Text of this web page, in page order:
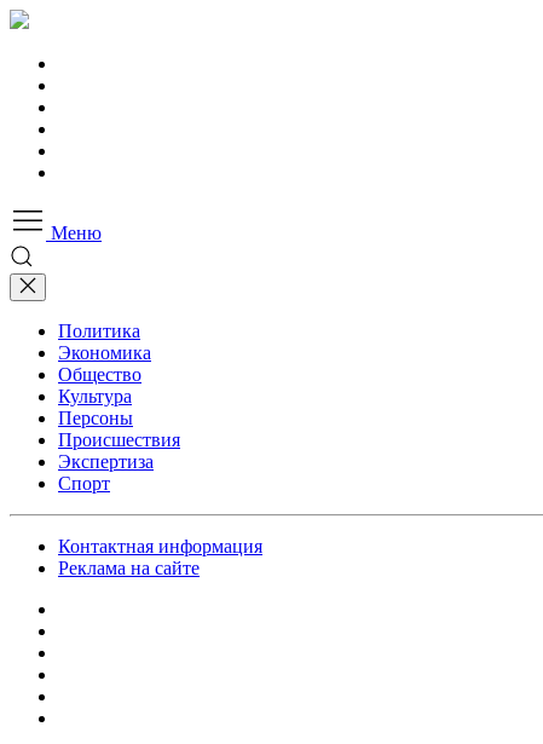
Меню
Политика
Экономика
Общество
Культура
Персоны
Происшествия
Экспертиза
Спорт
Контактная информация
Реклама на сайте